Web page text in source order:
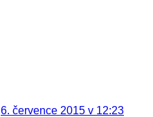
6. července 2015 v 12:23